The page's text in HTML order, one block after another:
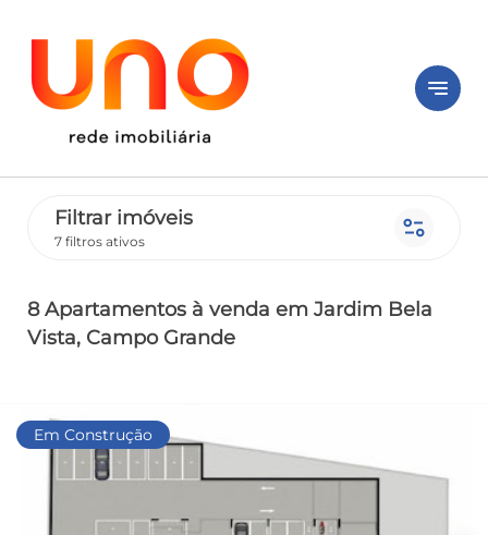
notes
Filtrar imóveis
7 filtros ativos page_info
8 Apartamentos à venda em Jardim Bela
Vista, Campo Grande
Em Construção